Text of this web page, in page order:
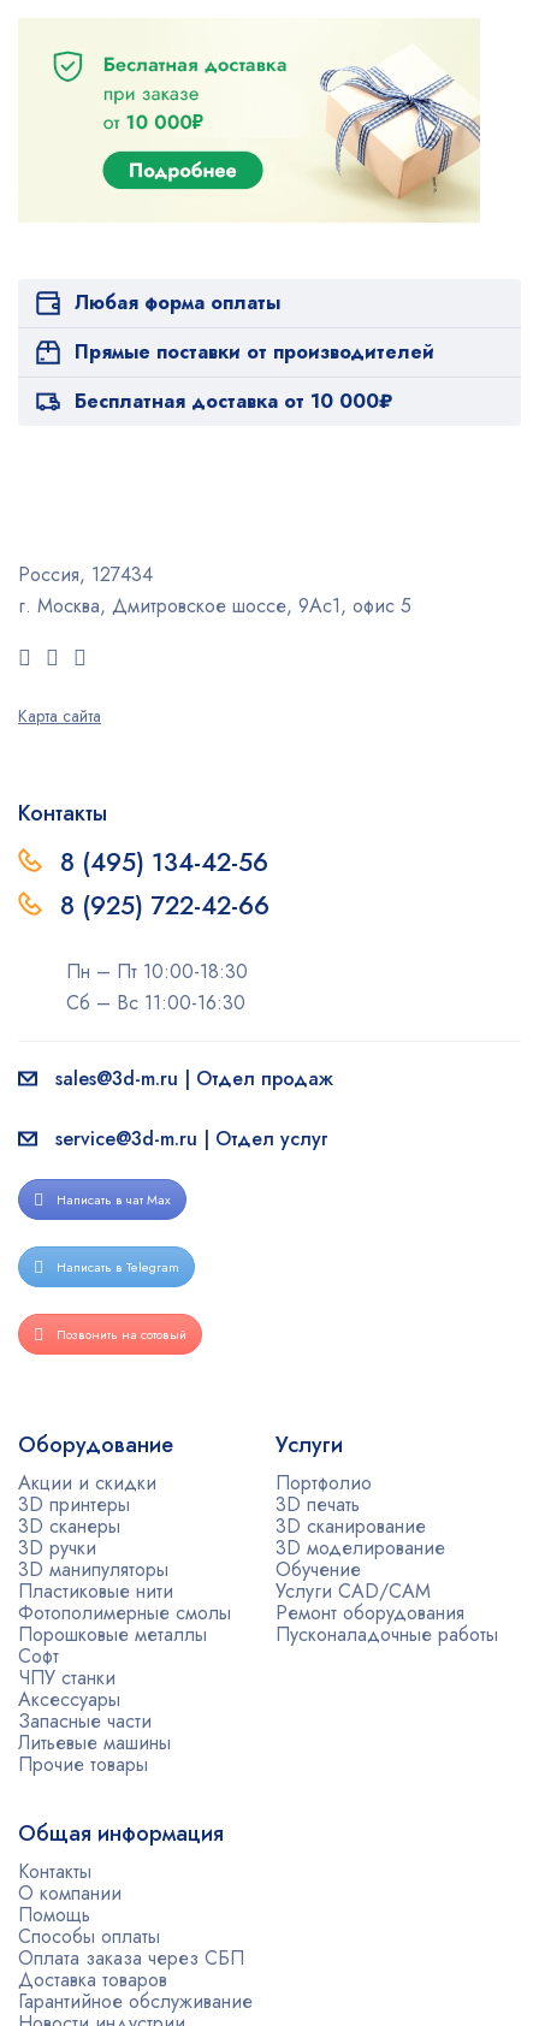
Любая форма оплаты
Прямые поставки от производителей
Бесплатная доставка от 10 000₽
Россия, 127434
г. Москва, Дмитровское шоссе, 9Ас1, офис 5
Карта сайта
Контакты
8 (495) 134-42-56
8 (925) 722-42-66
Пн – Пт 10:00-18:30
Сб – Вс 11:00-16:30
sales@3d-m.ru | Отдел продаж
service@3d-m.ru | Отдел услуг
Написать в чат Max
Написать в Telegram
Позвонить на сотовый
Оборудование
Акции и скидки
3D принтеры
3D сканеры
3D ручки
3D манипуляторы
Пластиковые нити
Фотополимерные смолы
Порошковые металлы
Софт
ЧПУ станки
Аксессуары
Запасные части
Литьевые машины
Прочие товары
Услуги
Портфолио
3D печать
3D сканирование
3D моделирование
Обучение
Услуги CAD/CAM
Ремонт оборудования
Пусконаладочные работы
Общая информация
Контакты
О компании
Помощь
Способы оплаты
Оплата заказа через СБП
Доставка товаров
Гарантийное обслуживание